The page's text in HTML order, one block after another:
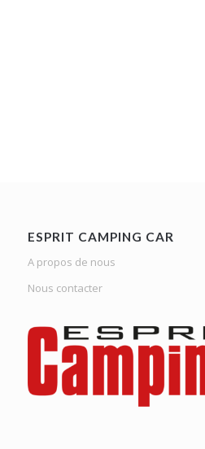
ESPRIT CAMPING CAR
A propos de nous
Nous contacter